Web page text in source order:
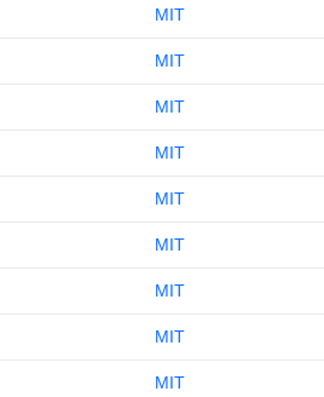
MIT
MIT
MIT
MIT
MIT
MIT
MIT
MIT
MIT